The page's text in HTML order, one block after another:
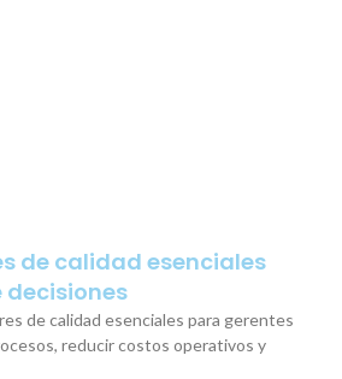
de calidad esenciales
de calidad esenciales para gerentes
reducir costos operativos y